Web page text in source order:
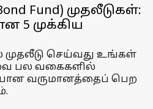
Fund) முதலீடுகள்:
5 முக்கிய
செய்வது உங்கள்
பல வகைகளில்
வருமானத்தைப் பெற